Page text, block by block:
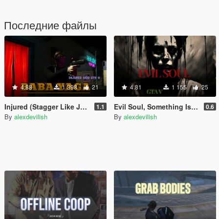
Последние файлы
4.88 1 398 21
Injured (Stagger Like John Wick) 1.1
By alexdevilish
4.81 1 155 25
Evil Soul, Something Is Watching You(BETA) 0.6
By alexdevilish